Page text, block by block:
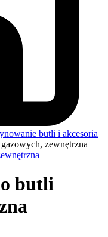
butli i akcesoria
zewnętrzna
butli